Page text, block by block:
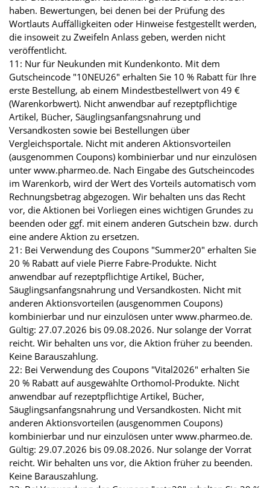
haben. Bewertungen, bei denen bei der Prüfung des
Wortlauts Auffälligkeiten oder Hinweise festgestellt werden,
die insoweit zu Zweifeln Anlass geben, werden nicht
veröffentlicht.
11: Nur für Neukunden mit Kundenkonto. Mit dem
Gutscheincode "10NEU26" erhalten Sie 10 % Rabatt für Ihre
erste Bestellung, ab einem Mindestbestellwert von 49 €
(Warenkorbwert). Nicht anwendbar auf rezeptpflichtige
Artikel, Bücher, Säuglingsanfangsnahrung und
Versandkosten sowie bei Bestellungen über
Vergleichsportale. Nicht mit anderen Aktionsvorteilen
(ausgenommen Coupons) kombinierbar und nur einzulösen
unter www.pharmeo.de. Nach Eingabe des Gutscheincodes
im Warenkorb, wird der Wert des Vorteils automatisch vom
Rechnungsbetrag abgezogen. Wir behalten uns das Recht
vor, die Aktionen bei Vorliegen eines wichtigen Grundes zu
beenden oder ggf. mit einem anderen Gutschein bzw. durch
eine andere Aktion zu ersetzen.
21: Bei Verwendung des Coupons "Summer20" erhalten Sie
20 % Rabatt auf viele Pierre Fabre-Produkte. Nicht
anwendbar auf rezeptpflichtige Artikel, Bücher,
Säuglingsanfangsnahrung und Versandkosten. Nicht mit
anderen Aktionsvorteilen (ausgenommen Coupons)
kombinierbar und nur einzulösen unter www.pharmeo.de.
Gültig: 27.07.2026 bis 09.08.2026. Nur solange der Vorrat
reicht. Wir behalten uns vor, die Aktion früher zu beenden.
Keine Barauszahlung.
22: Bei Verwendung des Coupons "Vital2026" erhalten Sie
20 % Rabatt auf ausgewählte Orthomol-Produkte. Nicht
anwendbar auf rezeptpflichtige Artikel, Bücher,
Säuglingsanfangsnahrung und Versandkosten. Nicht mit
anderen Aktionsvorteilen (ausgenommen Coupons)
kombinierbar und nur einzulösen unter www.pharmeo.de.
Gültig: 29.07.2026 bis 09.08.2026. Nur solange der Vorrat
reicht. Wir behalten uns vor, die Aktion früher zu beenden.
Keine Barauszahlung.